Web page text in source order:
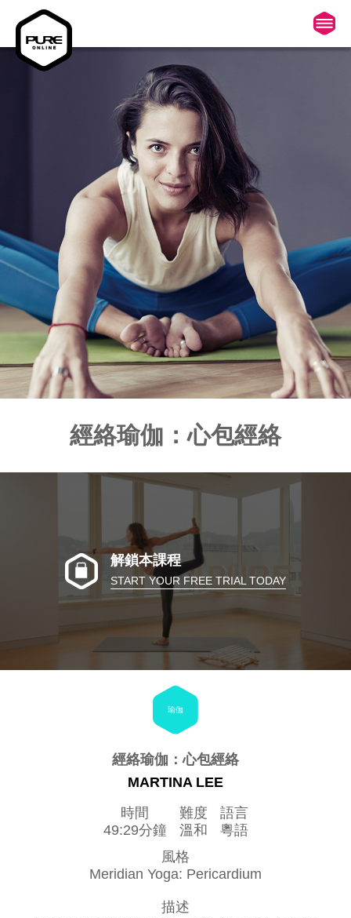
經絡瑜伽：心包經絡
解鎖本課程
START YOUR FREE TRIAL TODAY
瑜伽
經絡瑜伽：心包經絡
MARTINA LEE
時間
49:29分鐘
難度
溫和
語言
粵語
風格
Meridian Yoga: Pericardium
描述